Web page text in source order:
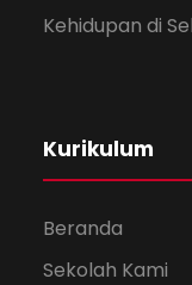
Kehidupan di
Kurikulum
Beranda
Sekolah Kami